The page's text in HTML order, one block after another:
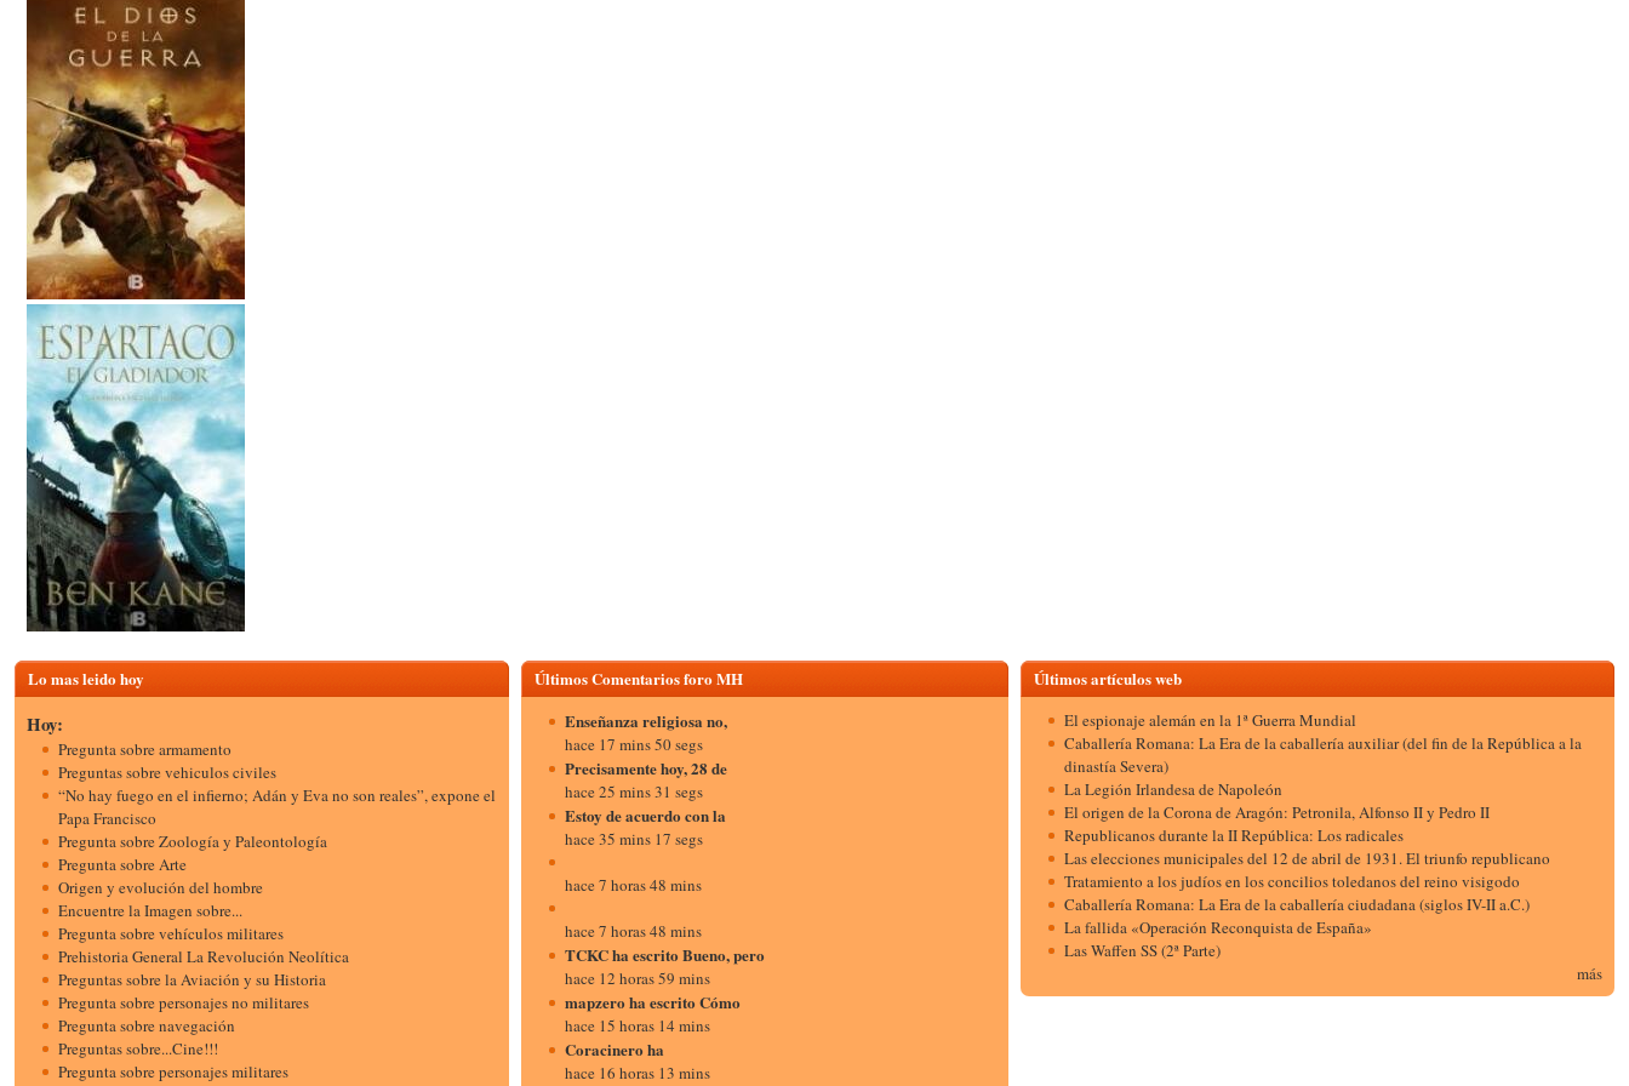
Lo mas leido hoy
Hoy:
Pregunta sobre armamento
Preguntas sobre vehiculos civiles
“No hay fuego en el infierno; Adán y Eva no son reales”, expone el
Papa Francisco
Pregunta sobre Zoología y Paleontología
Pregunta sobre Arte
Origen y evolución del hombre
Encuentre la Imagen sobre...
Pregunta sobre vehículos militares
Prehistoria General La Revolución Neolítica
Preguntas sobre la Aviación y su Historia
Pregunta sobre personajes no militares
Pregunta sobre navegación
Preguntas sobre...Cine!!!
Pregunta sobre personajes militares
Últimos Comentarios foro MH
Enseñanza religiosa no,
hace 17 mins 50 segs
Precisamente hoy, 28 de
hace 25 mins 31 segs
Estoy de acuerdo con la
hace 35 mins 17 segs
hace 7 horas 48 mins
hace 7 horas 48 mins
TCKC ha escrito Bueno, pero
hace 12 horas 59 mins
mapzero ha escrito Cómo
hace 15 horas 14 mins
Coracinero ha
hace 16 horas 13 mins
Últimos artículos web
El espionaje alemán en la 1ª Guerra Mundial
Caballería Romana: La Era de la caballería auxiliar (del fin de la República a la
dinastía Severa)
La Legión Irlandesa de Napoleón
El origen de la Corona de Aragón: Petronila, Alfonso II y Pedro II
Republicanos durante la II República: Los radicales
Las elecciones municipales del 12 de abril de 1931. El triunfo republicano
Tratamiento a los judíos en los concilios toledanos del reino visigodo
Caballería Romana: La Era de la caballería ciudadana (siglos IV-II a.C.)
La fallida «Operación Reconquista de España»
Las Waffen SS (2ª Parte)
más